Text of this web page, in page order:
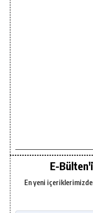
E-
En yeni